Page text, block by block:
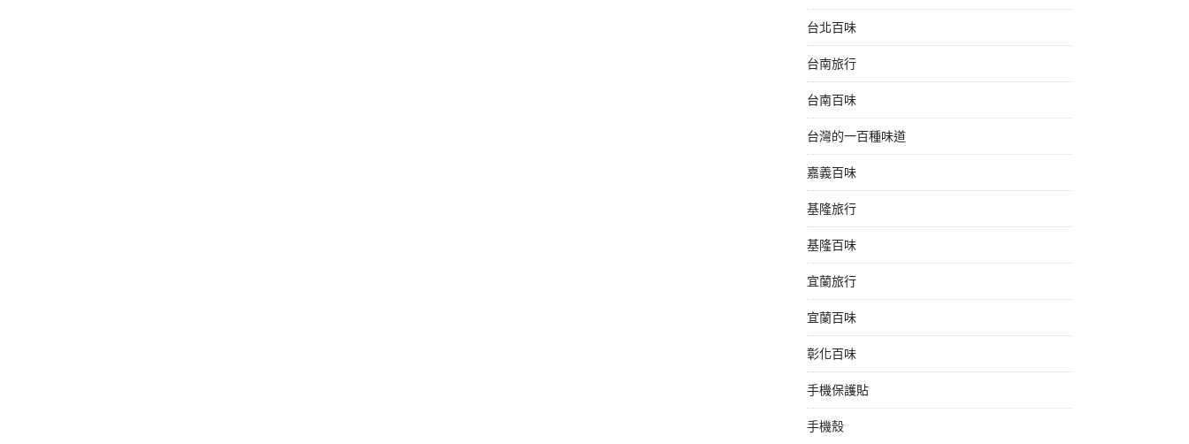
台北百味
台南旅行
台南百味
台灣的一百種味道
嘉義百味
基隆旅行
基隆百味
宜蘭旅行
宜蘭百味
彰化百味
手機保護貼
手機殼